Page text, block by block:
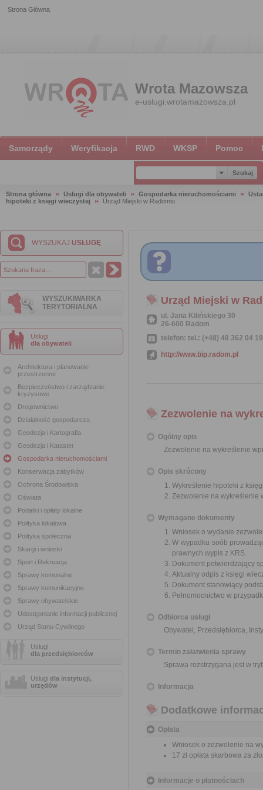
Strona Główna
Wrota Mazowsza
e-uslugi.wrotamazowsza.pl
Samorządy Weryfikacja RWD WKSP Pomoc
Strona główna Usługi dla obywateli Gospodarka nieruchomościami
hipoteki z księgi wieczystej
Urząd Miejski w Radomiu
WYSZUKAJ USŁUGĘ
WYSZUKIWARKA
TERYTORIALNA
Usługi
dla obywateli
Architektura i planowanie
przestrzenne
Bezpieczeństwo i zarządzanie
kryzysowe
Drogownictwo
Działalność gospodarcza
Geodezja i Kartografia
Geodezja i Kataster
Gospodarka nieruchomościami
Konserwacja zabytków
Ochrona Środowiska
Oświata
Podatki i opłaty lokalne
Polityka lokalowa
Polityka społeczna
Skargi i wnioski
Sport i Rekreacja
Sprawy komunalne
Sprawy komunikacyjne
Sprawy obywatelskie
Udostępnianie informacji publicznej
Urząd Stanu Cywilnego
Usługi
dla przedsiębiorców
Usługi dla instytucji,
urzędów
Urząd Miejski w
ul. Jana Kilińskiego 30
26-600 Radom
telefon: tel.: (+48) 48 362 04
http://www.bip.radom.pl
Zezwolenie na
Ogólny opis
Zezwolenie na wykreślenie
Opis skrócony
Wykreślenie hipoteki z
Zezwolenie na wykreślenie
Wymagane dokumenty
Wniosek o wydanie
W wypadku soób
prawnych wypis z KRS.
Dokument potwierdzający
Aktualny odpis z księgi
Dokument stanowiący
Pełnomocnictwo w
Odbiorca usługi
Obywatel, Przedsiębiorca,
Termin załatwienia sprawy
Sprawa rozstrzygana jest w
Informacja
Dodatkowe
Opłata
Wniosek o zezwolenie na
17 zł opłata skarbowa za
Informacje o płatnościach